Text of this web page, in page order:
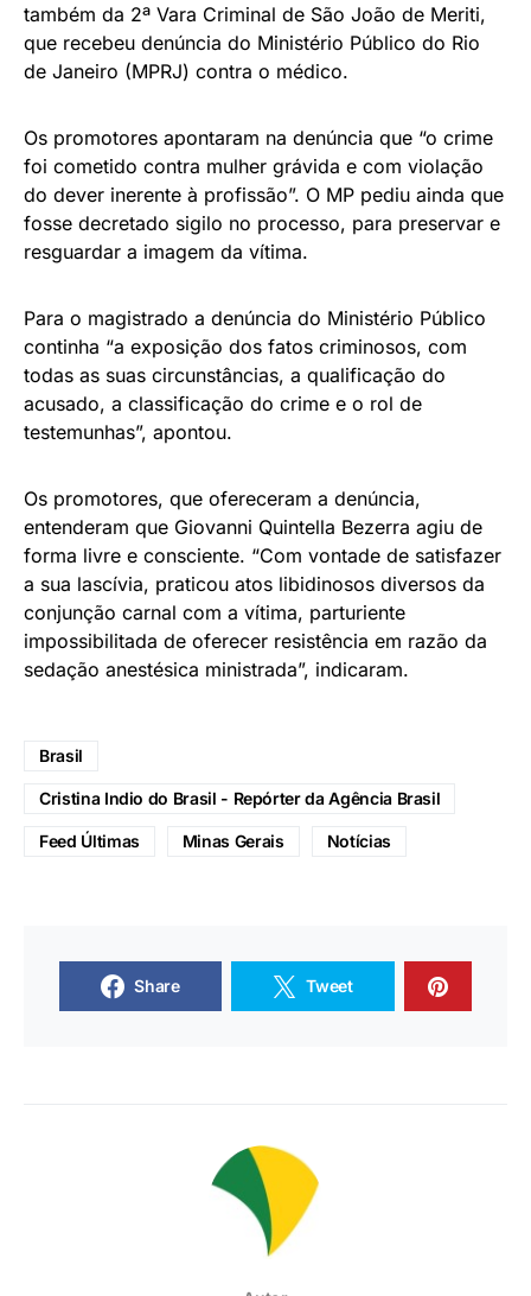
também da 2ª Vara Criminal de São João de Meriti,
que recebeu denúncia do Ministério Público do Rio
de Janeiro (MPRJ) contra o médico.
Os promotores apontaram na denúncia que “o crime
foi cometido contra mulher grávida e com violação
do dever inerente à profissão”. O MP pediu ainda que
fosse decretado sigilo no processo, para preservar e
resguardar a imagem da vítima.
Para o magistrado a denúncia do Ministério Público
continha “a exposição dos fatos criminosos, com
todas as suas circunstâncias, a qualificação do
acusado, a classificação do crime e o rol de
testemunhas”, apontou.
Os promotores, que ofereceram a denúncia,
entenderam que Giovanni Quintella Bezerra agiu de
forma livre e consciente. “Com vontade de satisfazer
a sua lascívia, praticou atos libidinosos diversos da
conjunção carnal com a vítima, parturiente
impossibilitada de oferecer resistência em razão da
sedação anestésica ministrada”, indicaram.
Brasil
Cristina Indio do Brasil - Repórter da Agência Brasil
Feed Últimas Minas Gerais Notícias
Share Tweet